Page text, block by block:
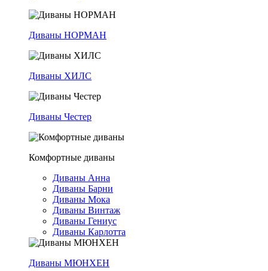
Диваны НОРМАН
Диваны ХИЛС
Диваны Честер
Комфортные диваны
Диваны Анна
Диваны Барни
Диваны Мока
Диваны Винтаж
Диваны Гениус
Диваны Карлотта
Диваны МЮНХЕН